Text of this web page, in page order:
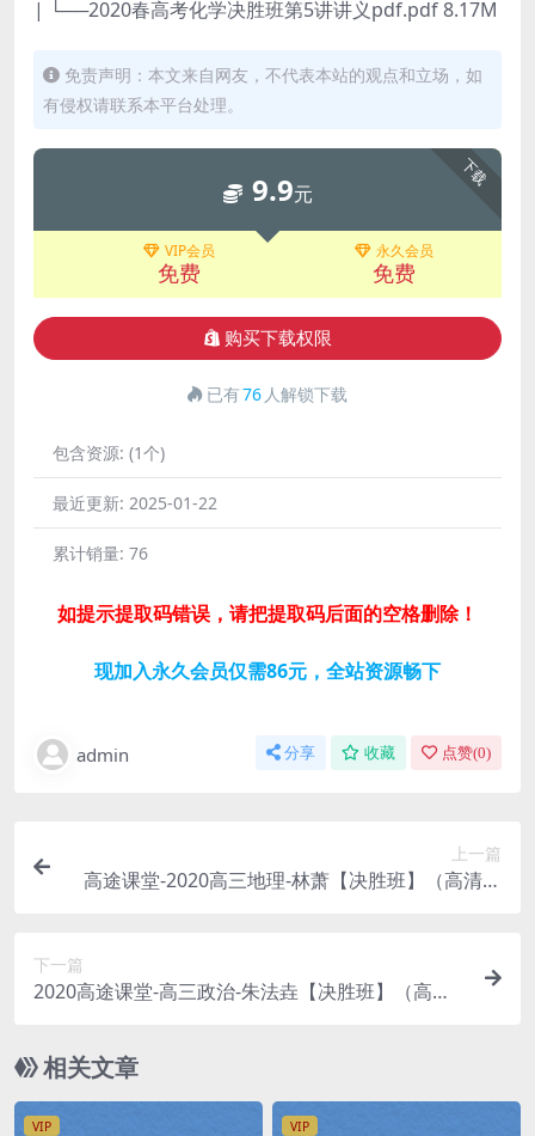
| └──2020春高考化学决胜班第5讲讲义pdf.pdf 8.17M
免责声明：本文来自网友，不代表本站的观点和立场，如
有侵权请联系本平台处理。
下载
9.9元
VIP会员
免费
永久会员
免费
购买下载权限
已有76 人解锁下载
包含资源: (1个)
最近更新: 2025-01-22
累计销量: 76
如提示提取码错误，请把提取码后面的空格删除！
现加入永久会员仅需86元，全站资源畅下
admin 分享 收藏 点赞(0)
上一篇
高途课堂-2020高三地理-林萧【决胜班】（高清视
下一篇
2020高途课堂-高三政治-朱法垚【决胜班】（高清
相关文章
VIP VIP